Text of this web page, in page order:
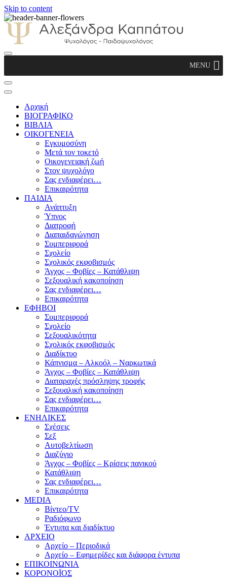
Skip to content
Παιδοψυχολόγος
MENU
Αρχική
ΒΙΟΓΡΑΦΙΚΟ
ΒΙΒΛΙΑ
ΟΙΚΟΓΕΝΕΙΑ
Εγκυμοσύνη
Μετά τον τοκετό
Οικογενειακή ζωή
Στον ψυχολόγο
Σας ενδιαφέρει…
Επικαιρότητα
ΠΑΙΔΙΑ
Ανάπτυξη
Ύπνος
Διατροφή
Διαπαιδαγώγηση
Συμπεριφορά
Σχολείο
Σχολικός εκφοβισμός
Άγχος – Φοβίες – Κατάθλιψη
Σεξουαλική κακοποίηση
Σας ενδιαφέρει…
Επικαιρότητα
ΕΦΗΒΟΙ
Συμπεριφορά
Σχολείο
Σεξουαλικότητα
Σχολικός εκφοβισμός
Διαδίκτυο
Κάπνισμα – Αλκοόλ – Ναρκωτικά
Άγχος – Φοβίες – Κατάθλιψη
Διαταραχές πρόσληψης τροφής
Σεξουαλική κακοποίηση
Σας ενδιαφέρει…
Επικαιρότητα
ΕΝΗΛΙΚΕΣ
Σχέσεις
Σεξ
Αυτοβελτίωση
Διαζύγιο
Άγχος – Φοβίες – Κρίσεις πανικού
Κατάθλιψη
Σας ενδιαφέρει…
Επικαιρότητα
MEDIA
Βίντεο/TV
Ραδιόφωνο
Έντυπα και διαδίκτυο
ΑΡΧΕΙΟ
Αρχείο – Περιοδικά
Αρχείο – Εφημερίδες και διάφορα έντυπα
ΕΠΙΚΟΙΝΩΝΙΑ
ΚΟΡΟΝΟΪΟΣ